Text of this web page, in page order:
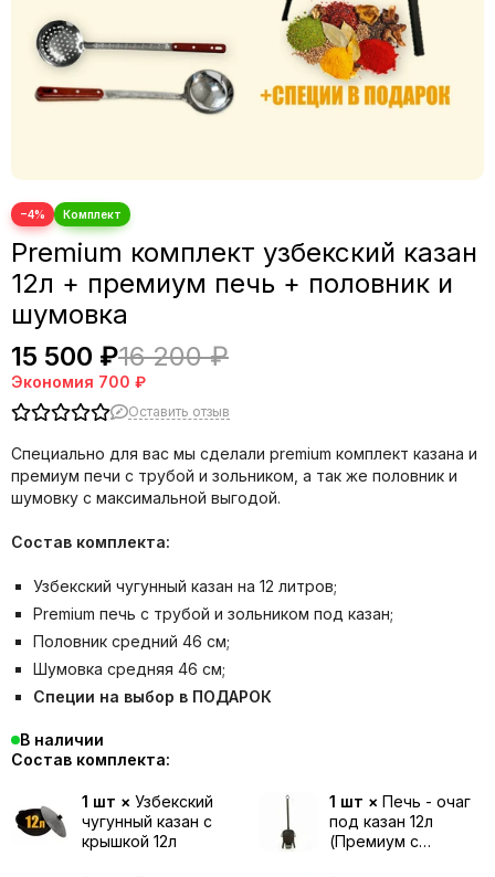
−4%
Premium комплект узбекский казан
12л + премиум печь + половник и
шумовка
15 500 ₽16 200 ₽
Экономия 700 ₽
Оставить отзыв
Специально для вас мы сделали premium комплект казана и
премиум печи с трубой и зольником, а так же половник и
шумовку с максимальной выгодой.
Состав комплекта:
Узбекский чугунный казан на 12 литров;
Premium печь с трубой и зольником под казан;
Половник средний 46 см;
Шумовка средняя 46 см;
Специи на выбор в ПОДАРОК
В наличии
Состав комплекта:
1 шт × Узбекский
чугунный казан с
крышкой 12л
1 шт × Печь - очаг
под казан 12л
(Премиум с